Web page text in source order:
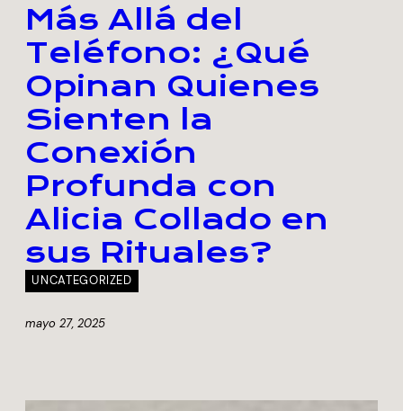
Más Allá del
Teléfono: ¿Qué
Opinan Quienes
Sienten la
Conexión
Profunda con
Alicia Collado en
sus Rituales?
UNCATEGORIZED
mayo 27, 2025